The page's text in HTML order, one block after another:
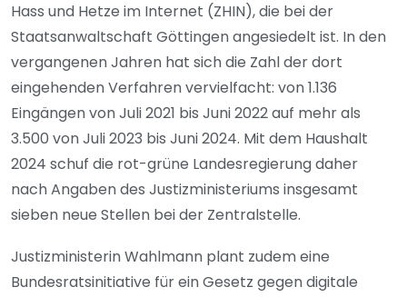
Hass und Hetze im Internet (ZHIN), die bei der
Staatsanwaltschaft Göttingen angesiedelt ist. In den
vergangenen Jahren hat sich die Zahl der dort
eingehenden Verfahren vervielfacht: von 1.136
Eingängen von Juli 2021 bis Juni 2022 auf mehr als
3.500 von Juli 2023 bis Juni 2024. Mit dem Haushalt
2024 schuf die rot-grüne Landesregierung daher
nach Angaben des Justizministeriums insgesamt
sieben neue Stellen bei der Zentralstelle.
Justizministerin Wahlmann plant zudem eine
Bundesratsinitiative für ein Gesetz gegen digitale